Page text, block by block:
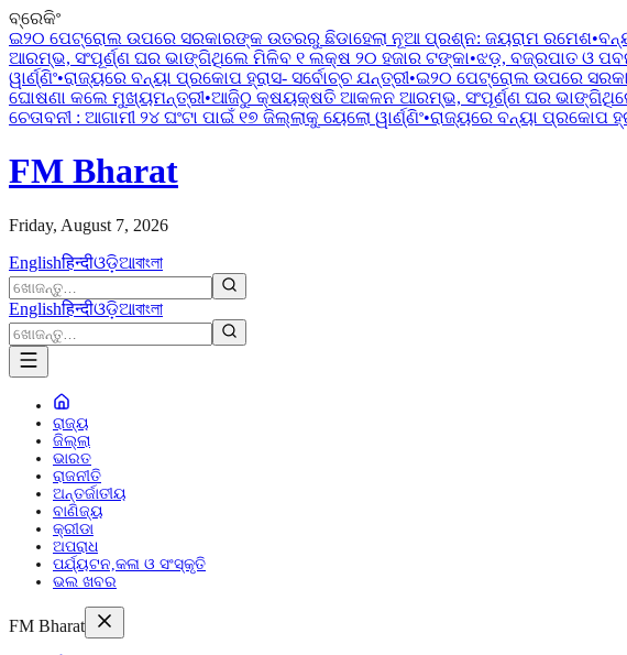
ବ୍ରେକିଂ
ଇ୨୦ ପେଟ୍ରୋଲ ଉପରେ ସରକାରଙ୍କ ଉତରରୁ ଛିଡାହେଲା ନୂଆ ପ୍ରଶ୍ନ: ଜୟରାମ ରମେଶ•
ଆରମ୍ଭ, ସଂପୂର୍ଣ୍ଣ ଘର ଭାଙ୍ଗିଥିଲେ ମିଳିବ ୧ ଲକ୍ଷ ୨୦ ହଜାର ଟଙ୍କା•ଝଡ଼, ବଜ୍ରପାତ ଓ
ୱାର୍ଣ୍ଣିଂ•ରାଜ୍ୟରେ ବନ୍ୟା ପ୍ରକୋପ ହ୍ରାସ- ସର୍ବୋଚ୍ଚ ଯନ୍ତ୍ରୀ•ଇ୨୦ ପେଟ୍ରୋଲ ଉପରେ
ଘୋଷଣା କଲେ ମୁଖ୍ୟମନ୍ତ୍ରୀ•ଆଜିଠୁ କ୍ଷୟକ୍ଷତି ଆକଳନ ଆରମ୍ଭ, ସଂପୂର୍ଣ୍ଣ ଘର
ଚେତାବନୀ : ଆଗାମୀ ୨୪ ଘଂଟା ପାଇଁ ୧୭ ଜିଲ୍ଲାକୁ ୟେଲୋ ୱାର୍ଣ୍ଣିଂ•ରାଜ୍ୟରେ ବନ୍ୟା ପ୍ରକୋପ
FM Bharat
Friday, August 7, 2026
Englishहिन्दीଓଡ଼ିଆবাংলা
Englishहिन्दीଓଡ଼ିଆবাংলা
ରାଜ୍ୟ
ଜିଲ୍ଲା
ଭାରତ
ରାଜନୀତି
ଅନ୍ତର୍ଜାତୀୟ
ବାଣିଜ୍ୟ
କ୍ରୀଡା
ଅପରାଧ
ପର୍ଯ୍ୟଟନ,କଳା ଓ ସଂସ୍କୃତି
ଭଲ ଖବର
FM Bharat